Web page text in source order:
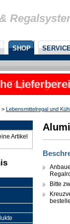
SHOP
> Lebensmittelregal und
Artikel
Bitte